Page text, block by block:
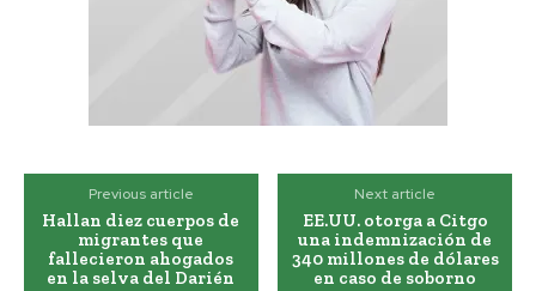
Previous article
Hallan diez cuerpos de
migrantes que
fallecieron ahogados
en la selva del Darién
Next article
EE.UU. otorga a Citgo
una indemnización de
340 millones de dólares
en caso de soborno